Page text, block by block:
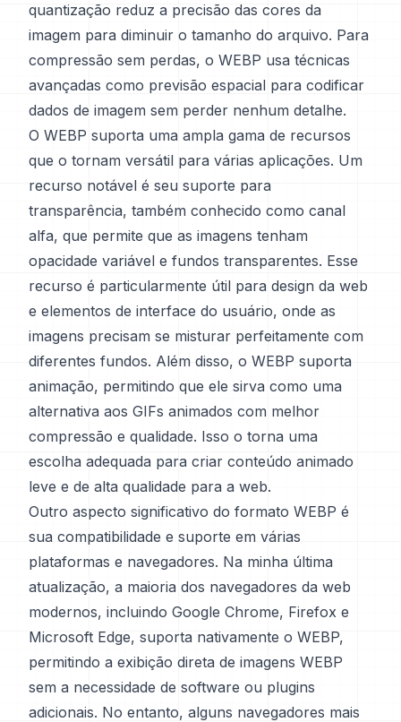
quantização reduz a precisão das cores da
imagem para diminuir o tamanho do arquivo. Para
compressão sem perdas, o WEBP usa técnicas
avançadas como previsão espacial para codificar
dados de imagem sem perder nenhum detalhe.
O WEBP suporta uma ampla gama de recursos
que o tornam versátil para várias aplicações. Um
recurso notável é seu suporte para
transparência, também conhecido como canal
alfa, que permite que as imagens tenham
opacidade variável e fundos transparentes. Esse
recurso é particularmente útil para design da web
e elementos de interface do usuário, onde as
imagens precisam se misturar perfeitamente com
diferentes fundos. Além disso, o WEBP suporta
animação, permitindo que ele sirva como uma
alternativa aos GIFs animados com melhor
compressão e qualidade. Isso o torna uma
escolha adequada para criar conteúdo animado
leve e de alta qualidade para a web.
Outro aspecto significativo do formato WEBP é
sua compatibilidade e suporte em várias
plataformas e navegadores. Na minha última
atualização, a maioria dos navegadores da web
modernos, incluindo Google Chrome, Firefox e
Microsoft Edge, suporta nativamente o WEBP,
permitindo a exibição direta de imagens WEBP
sem a necessidade de software ou plugins
adicionais. No entanto, alguns navegadores mais